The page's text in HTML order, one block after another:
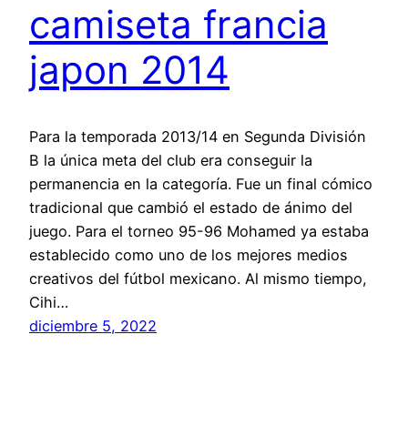
camiseta francia
japon 2014
Para la temporada 2013/14 en Segunda División
B la única meta del club era conseguir la
permanencia en la categoría. Fue un final cómico
tradicional que cambió el estado de ánimo del
juego. Para el torneo 95-96 Mohamed ya estaba
establecido como uno de los mejores medios
creativos del fútbol mexicano. Al mismo tiempo,
Cihi…
diciembre 5, 2022